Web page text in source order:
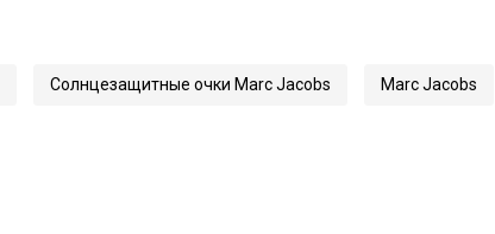
Солнцезащитные очки Marc Jacobs Marc Jacobs